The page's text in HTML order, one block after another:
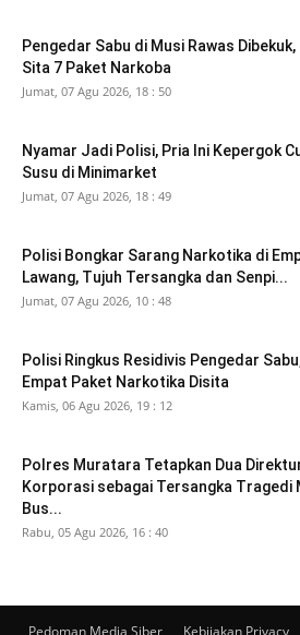
Pengedar Sabu di Musi Rawas
Sita 7 Paket Narkoba
Jumat, 07 Agu 2026, 18 : 50
Nyamar Jadi Polisi, Pria Ini Kepergok
Susu di Minimarket
Jumat, 07 Agu 2026, 18 : 49
Polisi Bongkar Sarang Narkotika di
Lawang, Tujuh Tersangka dan Senpi...
Jumat, 07 Agu 2026, 10 : 48
Polisi Ringkus Residivis Pengedar
Empat Paket Narkotika Disita
Kamis, 06 Agu 2026, 19 : 12
Polres Muratara Tetapkan Dua
Korporasi sebagai Tersangka Tragedi
Bus...
Rabu, 05 Agu 2026, 16 : 40